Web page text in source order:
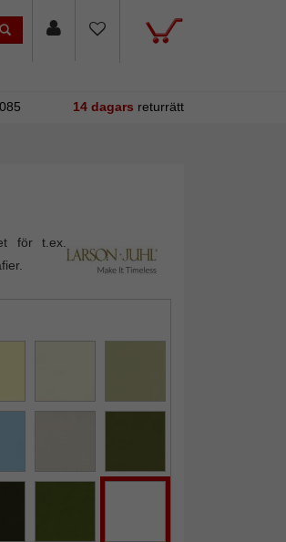
14 dagars returrätt
för t.ex.